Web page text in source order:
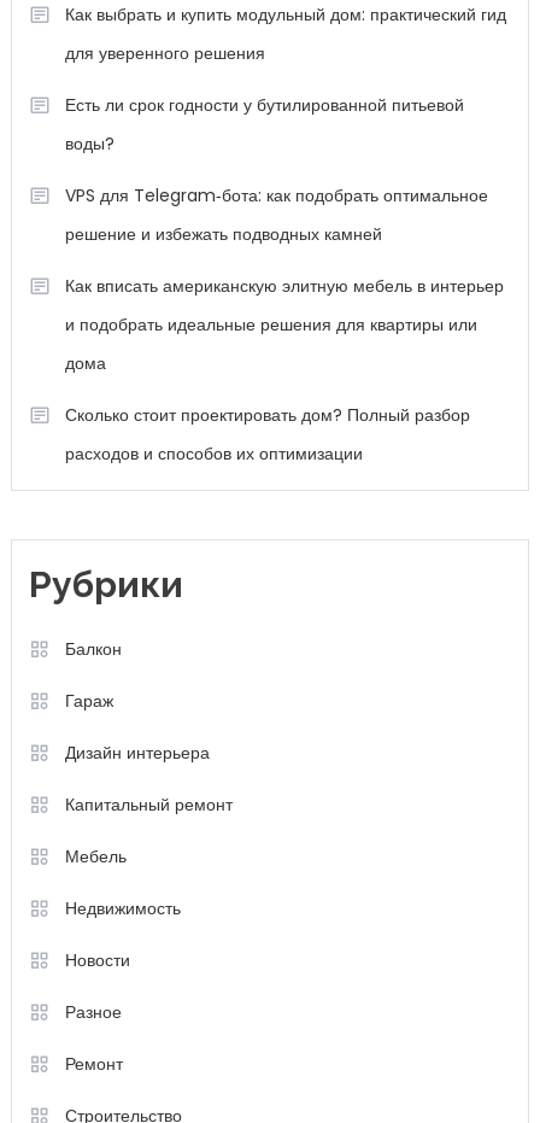
Как выбрать и купить модульный дом: практический гид
для уверенного решения
Есть ли срок годности у бутилированной питьевой
воды?
VPS для Telegram‑бота: как подобрать оптимальное
решение и избежать подводных камней
Как вписать американскую элитную мебель в интерьер
и подобрать идеальные решения для квартиры или
дома
Сколько стоит проектировать дом? Полный разбор
расходов и способов их оптимизации
Рубрики
Балкон
Гараж
Дизайн интерьера
Капитальный ремонт
Мебель
Недвижимость
Новости
Разное
Ремонт
Строительство